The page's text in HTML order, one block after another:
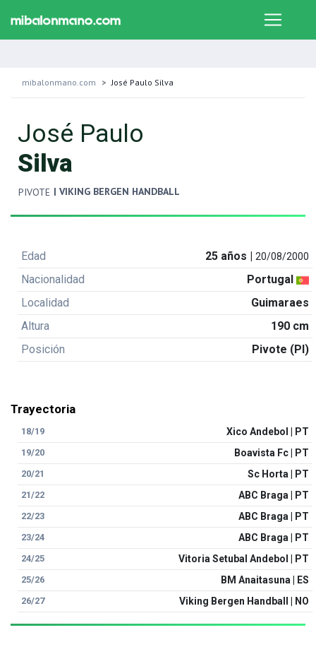
mibalonmano.com José Paulo Silva
José Paulo
Silva
PIVOTE | VIKING BERGEN HANDBALL
Edad 25 años |20/08/2000
Nacionalidad
Portugal
Localidad
Guimaraes
Altura
190 cm
Posición
Pivote (PI)
Trayectoria
18/19 Xico Andebol | PT
19/20 Boavista Fc | PT
20/21 Sc Horta | PT
21/22 ABC Braga | PT
22/23 ABC Braga | PT
23/24 ABC Braga | PT
24/25 Vitoria Setubal Andebol | PT
25/26 BM Anaitasuna | ES
26/27 Viking Bergen Handball | NO